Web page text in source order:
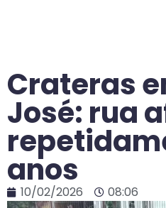
Crateras
José: rua
anos
10/02/2026 08:06